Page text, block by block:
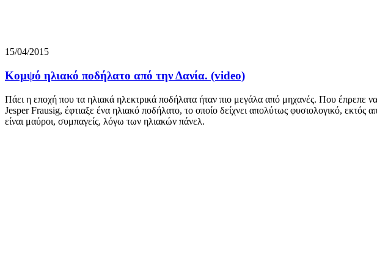
15/04/2015
Κομψό ηλιακό ποδήλατο από την Δανία. (video)
Πάει η εποχή που τα ηλιακά ηλεκτρικά ποδήλατα ήταν πιο μεγάλα από μηχανές. Που έπρεπε
Jesper Frausig, έφτιαξε ένα ηλιακό ποδήλατο, το οποίο δείχνει απολύτως φυσιολογικό,
είναι μαύροι, συμπαγείς, λόγω των ηλιακών πάνελ.